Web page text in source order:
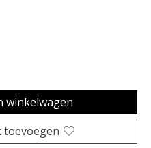
winkelwagen
toevoegen